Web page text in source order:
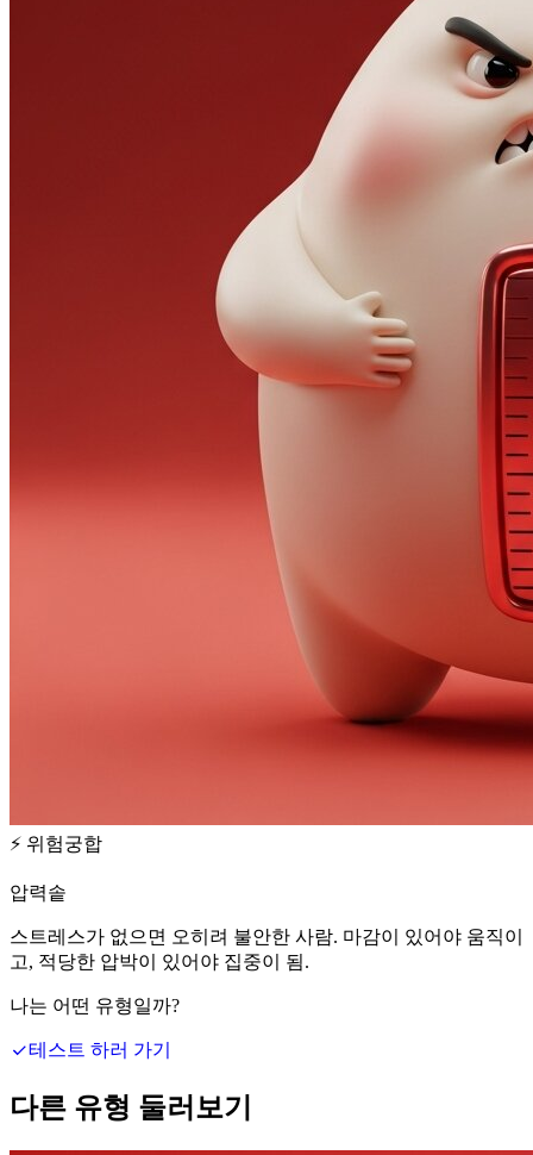
⚡ 위험궁합
압력솥
스트레스가 없으면 오히려 불안한 사람. 마감이 있어야 움직이
고, 적당한 압박이 있어야 집중이 됨.
나는 어떤 유형일까?
테스트 하러 가기
다른 유형 둘러보기